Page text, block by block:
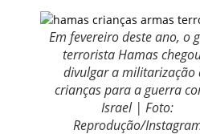
Em fevereiro deste ano, o
terrorista Hamas
divulgar a militarização
crianças para a guerra
Israel | Foto:
Reprodução/